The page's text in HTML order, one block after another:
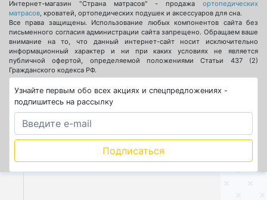
Интернет-магазин "Страна матрасов" - продажа ортопедических
матрасов , кроватей, ортопедических подушек и аксессуаров для сна.
Все права защищены. Использование любых компонентов сайта без
письменного согласия администрации сайта запрещено. Обращаем ваше
внимание на то, что данный интернет-сайт носит исключительно
информационный характер и ни при каких условиях не является
публичной офертой, определяемой положениями Статьи 437 (2)
Гражданского кодекса РФ.
Узнайте первым обо всех акциях и спецпредложениях -
подпишитесь на рассылку